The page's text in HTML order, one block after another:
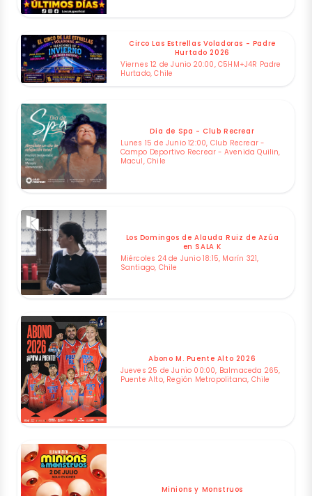
Circo Las Estrellas Voladoras - Padre
Hurtado 2026
Viernes 12 de Junio 20:00, C5HM+J4R Padre
Hurtado, Chile
Dia de Spa - Club Recrear
Lunes 15 de Junio 12:00, Club Recrear -
Campo Deportivo Recrear - Avenida Quilin,
Macul, Chile
Los Domingos de Alauda Ruiz de Azúa
en SALA K
Miércoles 24 de Junio 18:15, Marín 321,
Santiago, Chile
Abono M. Puente Alto 2026
Jueves 25 de Junio 00:00, Balmaceda 265,
Puente Alto, Región Metropolitana, Chile
Minions y Monstruos